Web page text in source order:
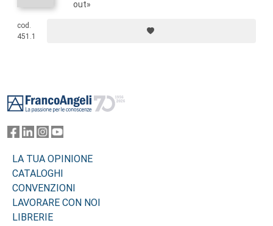
out»
cod.
451.1
LA TUA OPINIONE
CATALOGHI
CONVENZIONI
LAVORARE CON NOI
LIBRERIE